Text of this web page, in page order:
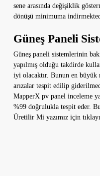
sene arasında değişiklik
dönüşü minimuma
Güneş Paneli
Güneş paneli sistemlerinin
yapılmış olduğu takdirde
iyi olacaktır. Bunun en büyük
arızalar tespit edilip
MapperX pv panel inceleme
%99 doğrulukla tespit eder.
Üretilir Mi yazımız için